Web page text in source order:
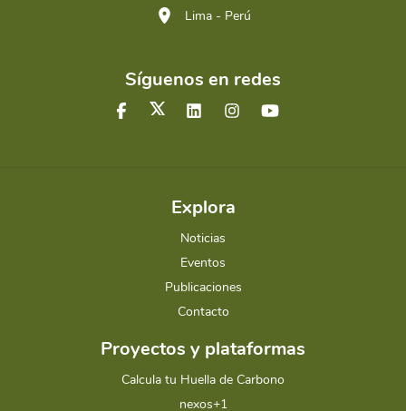
Lima - Perú
Síguenos en redes
Explora
Noticias
Eventos
Publicaciones
Contacto
Proyectos y plataformas
Calcula tu Huella de Carbono
nexos+1